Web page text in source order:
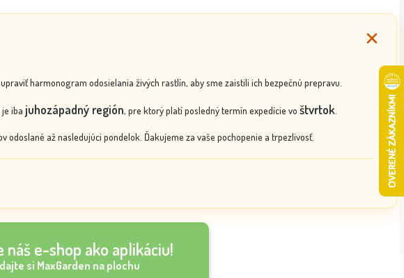
harmonogram odosielania živých rastlín, aby sme zaistili ich bezpečnú prepravu.
je iba juhozápadný región, pre ktorý platí posledný termín expedície vo štvrtok.
až nasledujúci pondelok. Ďakujeme za vaše pochopenie a trpezlivosť.
náš e-shop ako aplikáciu!
si MaxGarden na plochu